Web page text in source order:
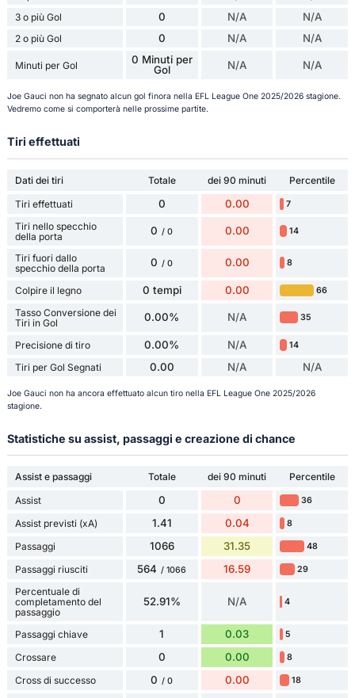
3 o più Gol 0 N/A N/A
2 o più Gol 0 N/A N/A
Minuti per Gol
0 Minuti per
Gol
N/A N/A
Joe Gauci non ha segnato alcun gol finora nella EFL League One 2025/2026 stagione.
Vedremo come si comporterà nelle prossime partite.
Tiri effettuati
Dati dei tiri Totale dei 90 minuti
Percentile
Tiri effettuati
0 0.00 7
Tiri nello specchio
della porta
0 / 0 0.00 14
Tiri fuori dallo
specchio della porta
0 / 0 0.00 8
Colpire il legno 0 tempi 0.00 66
Tasso Conversione dei
Tiri in Gol
0.00% N/A 35
Precisione di tiro 0.00% N/A 14
Tiri per Gol Segnati 0.00 N/A N/A
Joe Gauci non ha ancora effettuato alcun tiro nella EFL League One 2025/2026
stagione.
Statistiche su assist, passaggi e creazione di chance
Assist e passaggi Totale dei 90 minuti
Percentile
Assist
0 0 36
Assist previsti (xA) 1.41 0.04 8
Passaggi 1066 31.35 48
Passaggi riusciti 564 / 1066 16.59 29
Percentuale di
completamento del
passaggio
52.91% N/A 4
Passaggi chiave 1 0.03 5
Crossare 0 0.00 8
Cross di successo 0 / 0 0.00 18